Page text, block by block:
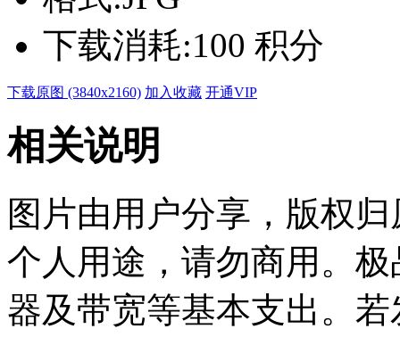
下载消耗:100 积分
下载原图 (3840x2160) 加入收藏 开通VIP
相关说明
图片由用户分享，版权
个人用途，请勿商用。
器及带宽等基本支出。